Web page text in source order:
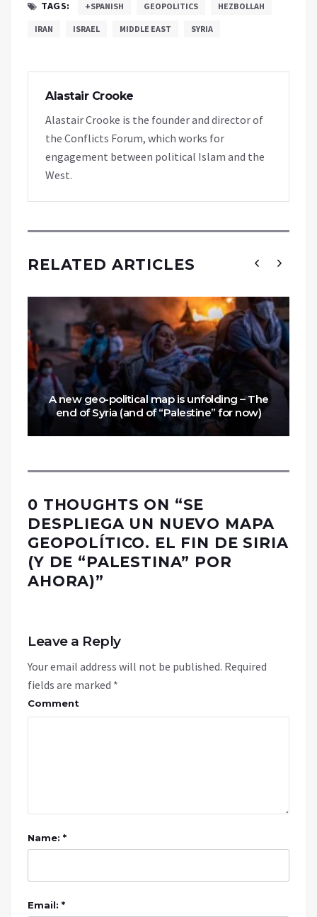
TAGS: +SPANISH GEOPOLITICS HEZBOLLAH
IRAN ISRAEL MIDDLE EAST SYRIA
Alastair Crooke
Alastair Crooke is the founder and director of
the Conflicts Forum, which works for
engagement between political Islam and the
West.
RELATED ARTICLES
A new geo-political map is unfolding – The
end of Syria (and of “Palestine” for now)
0 THOUGHTS ON “SE
DESPLIEGA UN NUEVO MAPA
GEOPOLÍTICO. EL FIN DE SIRIA
(Y DE “PALESTINA” POR
AHORA)”
Leave a Reply
Your email address will not be published. Required
fields are marked *
Comment
Name: *
Email: *